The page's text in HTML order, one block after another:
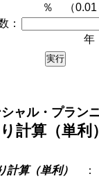
％ （0.01
：
年
ャル・プラン
計算（単利）
計算（単利）
：